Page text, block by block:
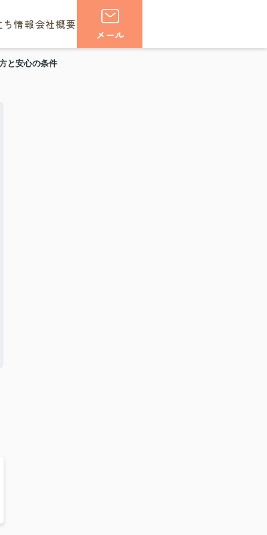
情報会社概要
メール
と安心の条件